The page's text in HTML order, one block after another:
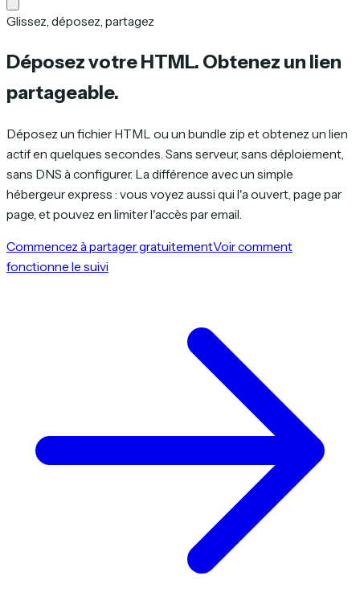
Glissez, déposez, partagez
Déposez votre HTML. Obtenez un lien
partageable.
Déposez un fichier HTML ou un bundle zip et obtenez un lien
actif en quelques secondes. Sans serveur, sans déploiement,
sans DNS à configurer. La différence avec un simple
hébergeur express : vous voyez aussi qui l'a ouvert, page par
page, et pouvez en limiter l'accès par email.
Commencez à partager gratuitementVoir comment
fonctionne le suivi